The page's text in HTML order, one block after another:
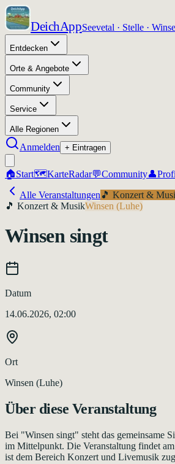
DeichAppSeevetal · Stelle ·
Entdecken
Orte & Angebote
Community
Service
Alle Regionen
Anmelden + Eintragen
🏠Start🗺️KarteRadar💬Community👤
Alle Veranstaltungen 🎵 Konzert &
🎵 Konzert & MusikWinsen (Luhe)
Winsen singt
Datum
14.06.2026, 02:00
Ort
Winsen (Luhe)
Über diese Veranstaltung
Bei "Winsen singt" steht das gemeinsame
im Mittelpunkt. Die Veranstaltung findet
ist dem Bereich Konzert und Livemusik